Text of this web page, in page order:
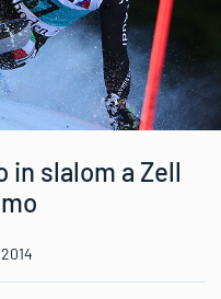
in slalom a Zell